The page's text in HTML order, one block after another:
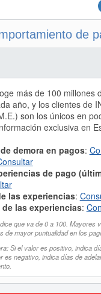
de
más de 100 millones
año, y los clientes de
son los únicos en
exclusiva en
demora en pagos:
de pago
las experiencias:
las experiencias:
que va de 0 a 100. Mayores
de mayor puntualidad en los
Si el valor es positivo, indica
es negativo, indica días de